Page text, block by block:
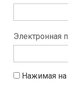
Электронная
Нажимая на